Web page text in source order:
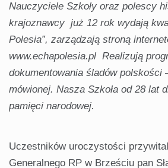
Nauczyciele Szkoły oraz polescy
krajoznawcy już 12 rok wydają
Polesia”, zarządzają stroną
www.echapolesia.pl Realizują
dokumentowania śladów polskości
mówionej. Nasza Szkoła od 28 lat
pamięci narodowej.
Uczestników uroczystości
Generalnego RP w Brześciu pan